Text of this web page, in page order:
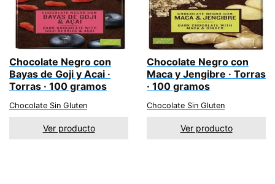
Chocolate Negro con
Bayas de Goji y Acai ·
Torras · 100 gramos
Chocolate Sin Gluten
Ver producto
Chocolate Negro con
Maca y Jengibre · Torras
· 100 gramos
Chocolate Sin Gluten
Ver producto